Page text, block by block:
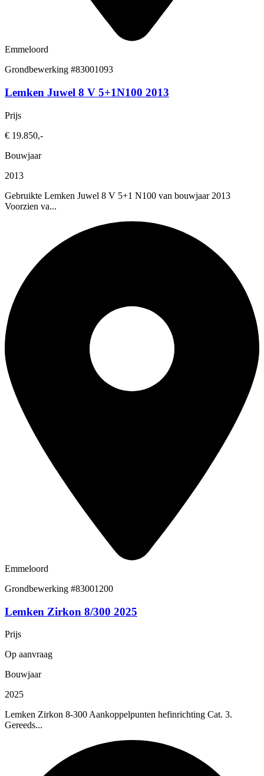
Emmeloord
Grondbewerking #83001093
Lemken Juwel 8 V 5+1N100 2013
Prijs
€ 19.850,-
Bouwjaar
2013
Gebruikte Lemken Juwel 8 V 5+1 N100 van bouwjaar 2013
Voorzien va...
Emmeloord
Grondbewerking #83001200
Lemken Zirkon 8/300 2025
Prijs
Op aanvraag
Bouwjaar
2025
Lemken Zirkon 8-300 Aankoppelpunten hefinrichting Cat. 3.
Gereeds...